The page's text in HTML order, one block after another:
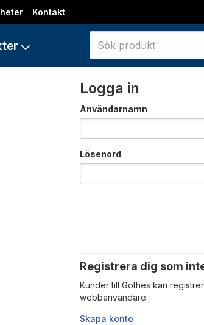
Kontakt
Logga in
Användarnamn
Lösenord
Registrera dig som
Kunder till Göthes kan
webbanvändare
Skapa konto